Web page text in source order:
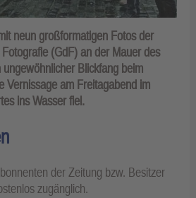
neun großformatigen Fotos der
(GdF) an der Mauer des
Blickfang beim
Vernissage am Freitagabend im
ins Wasser fiel.
der Zeitung bzw. Besitzer
zugänglich.